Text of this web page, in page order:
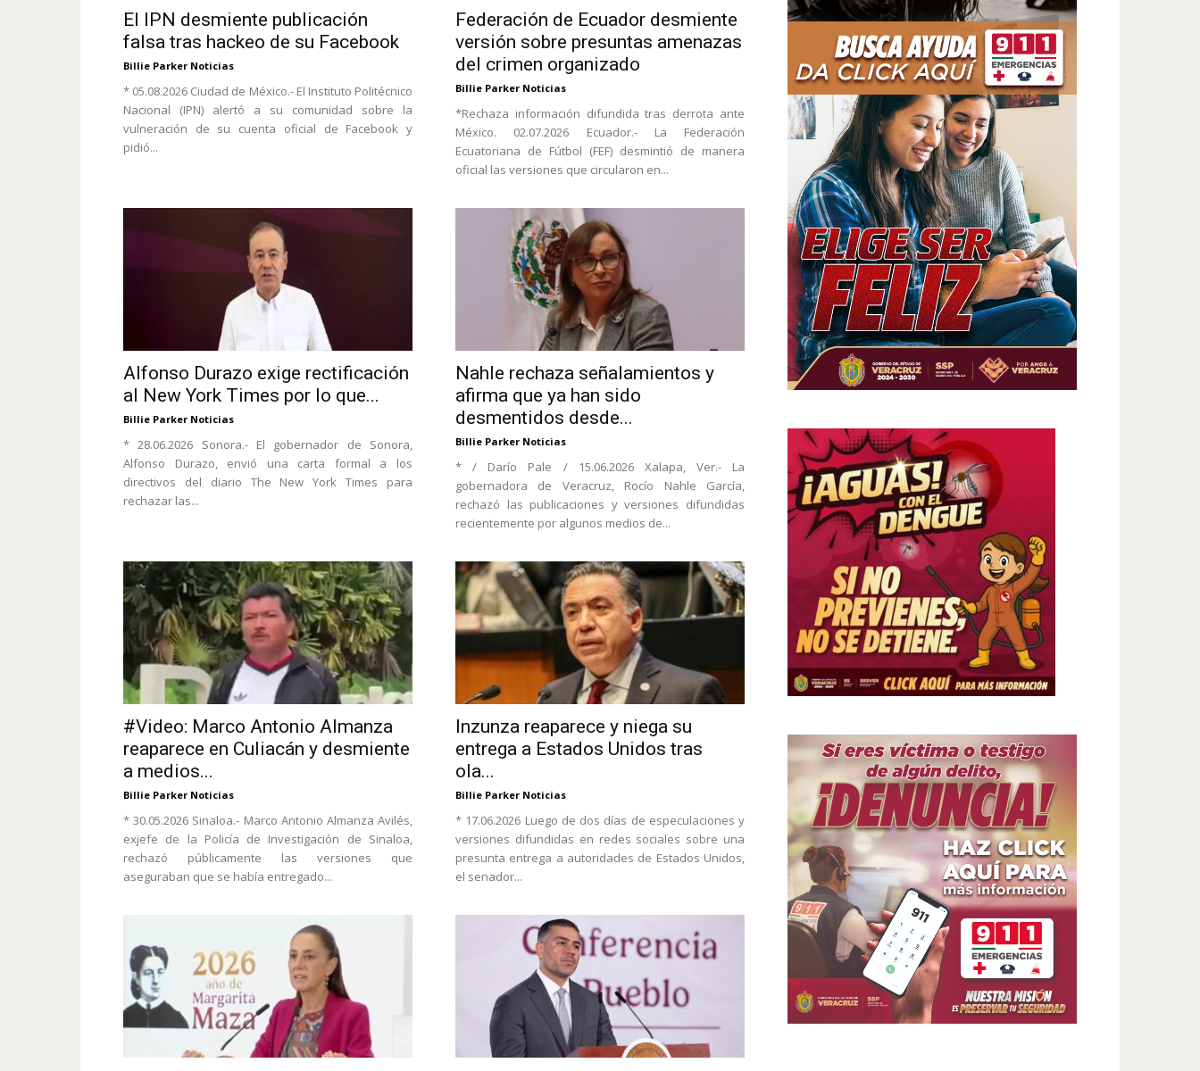
El IPN desmiente publicación
falsa tras hackeo de su Facebook
Billie Parker Noticias
* 05.08.2026 Ciudad de México.- El Instituto Politécnico
Nacional (IPN) alertó a su comunidad sobre la
vulneración de su cuenta oficial de Facebook y
pidió...
Federación de Ecuador desmiente
versión sobre presuntas amenazas
del crimen organizado
Billie Parker Noticias
*Rechaza información difundida tras derrota ante
México. 02.07.2026 Ecuador.- La Federación
Ecuatoriana de Fútbol (FEF) desmintió de manera
oficial las versiones que circularon en...
Alfonso Durazo exige rectificación
al New York Times por lo que...
Billie Parker Noticias
* 28.06.2026 Sonora.- El gobernador de Sonora,
Alfonso Durazo, envió una carta formal a los
directivos del diario The New York Times para
rechazar las...
Nahle rechaza señalamientos y
afirma que ya han sido
desmentidos desde...
Billie Parker Noticias
* / Darío Pale / 15.06.2026 Xalapa, Ver.- La
gobernadora de Veracruz, Rocío Nahle García,
rechazó las publicaciones y versiones difundidas
recientemente por algunos medios de...
#Video: Marco Antonio Almanza
reaparece en Culiacán y desmiente
a medios...
Billie Parker Noticias
* 30.05.2026 Sinaloa.- Marco Antonio Almanza Avilés,
exjefe de la Policía de Investigación de Sinaloa,
rechazó públicamente las versiones que
aseguraban que se había entregado...
Inzunza reaparece y niega su
entrega a Estados Unidos tras
ola...
Billie Parker Noticias
* 17.06.2026 Luego de dos días de especulaciones y
versiones difundidas en redes sociales sobre una
presunta entrega a autoridades de Estados Unidos,
el senador...